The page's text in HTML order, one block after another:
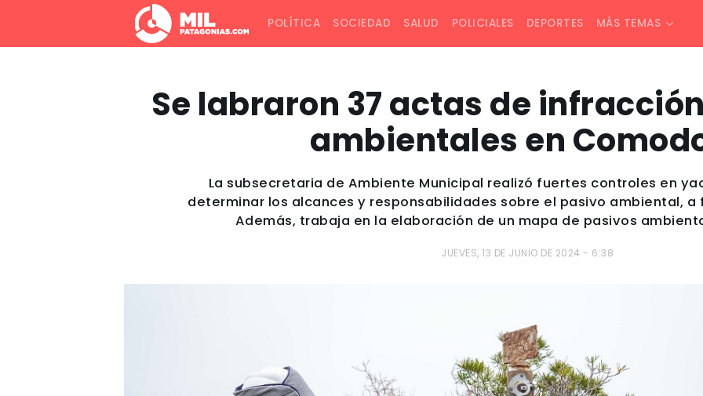
POLÍTICA SOCIEDAD SALUD POLICIALES DEPORTES MÁS TEMAS
Se labraron 37 actas de
ambientales en
La subsecretaria de Ambiente Municipal realizó fuertes controles en
determinar los alcances y responsabilidades sobre el pasivo ambiental, a
Además, trabaja en la elaboración de un mapa de pasivos
JUEVES, 13 DE JUNIO DE 2024 - 6:38